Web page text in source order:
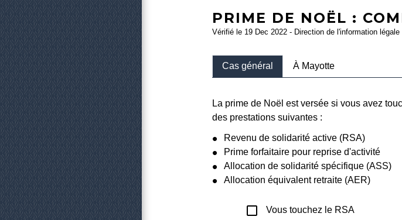
PRIME DE NOËL :
Vérifié le 19 Dec 2022 - Direction de l'information
Cas général À Mayotte
La prime de Noël est versée si vous avez
des prestations suivantes :
Revenu de solidarité active (RSA)
Prime forfaitaire pour reprise d'activité
Allocation de solidarité spécifique (ASS)
Allocation équivalent retraite (AER)
check_box_outline_blank Vous touchez le RSA